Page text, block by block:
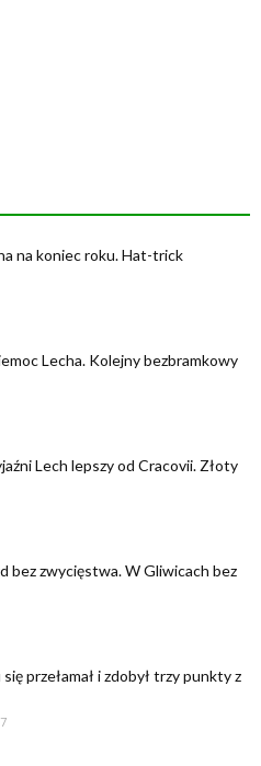
na koniec roku. Hat-trick
Lecha. Kolejny bezbramkowy
Lech lepszy od Cracovii. Złoty
bez zwycięstwa. W Gliwicach bez
przełamał i zdobył trzy punkty z